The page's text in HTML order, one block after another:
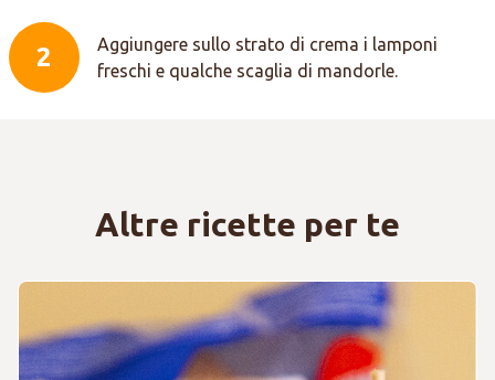
2
Aggiungere sullo strato di crema i lamponi
freschi e qualche scaglia di mandorle.
Altre ricette per te